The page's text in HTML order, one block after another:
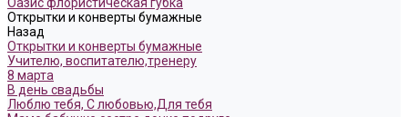
Открытки и конверты бумажные
Назад
Открытки и конверты бумажные
Учителю, воспитателю,тренеру
8 марта
В день свадьбы
Люблю тебя, С любовью,Для тебя